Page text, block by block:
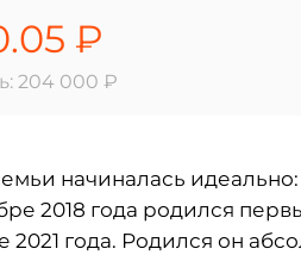
₽
204 000 ₽
начиналась
2018 года родился
2021 года. Родился он